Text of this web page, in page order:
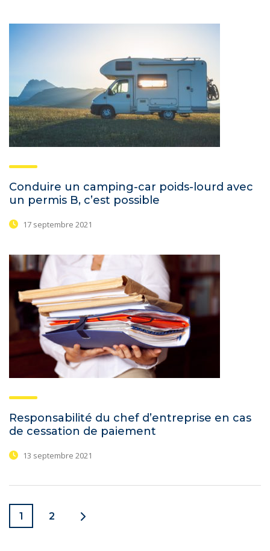
Conduire un camping-car poids-lourd avec
un permis B, c’est possible
17 septembre 2021
Responsabilité du chef d’entreprise en cas
de cessation de paiement
13 septembre 2021
1 2